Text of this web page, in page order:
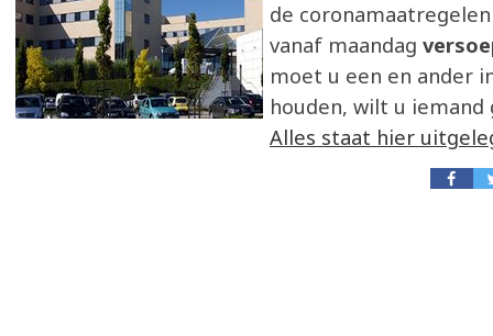
de
vanaf maandag
moet u een en ander
houden, wilt u iemand
Alles staat hier